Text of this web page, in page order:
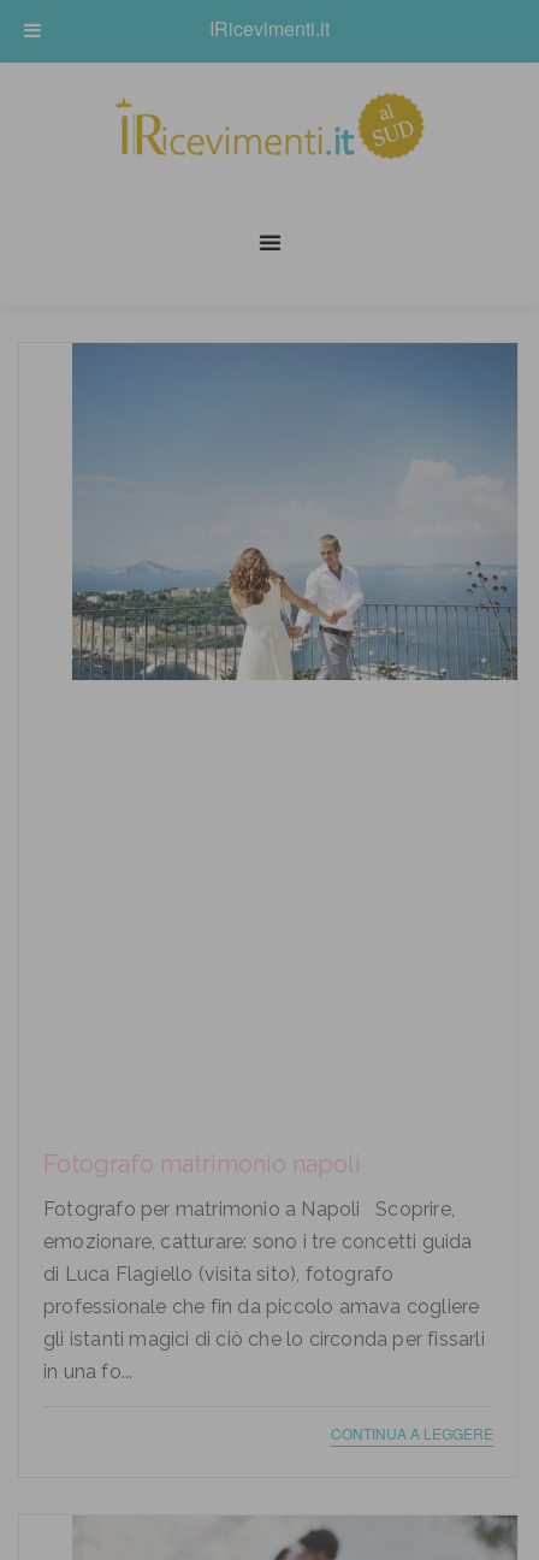
Fotografo matrimonio napoli
Fotografo per matrimonio a Napoli Scoprire,
emozionare, catturare: sono i tre concetti guida
di Luca Flagiello (visita sito), fotografo
professionale che fin da piccolo amava cogliere
gli istanti magici di ciò che lo circonda per fissarli
in una fo...
CONTINUA A LEGGERE
IRicevimenti.it